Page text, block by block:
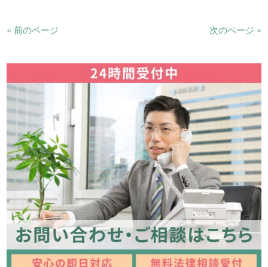
« 前のページ 次のページ »